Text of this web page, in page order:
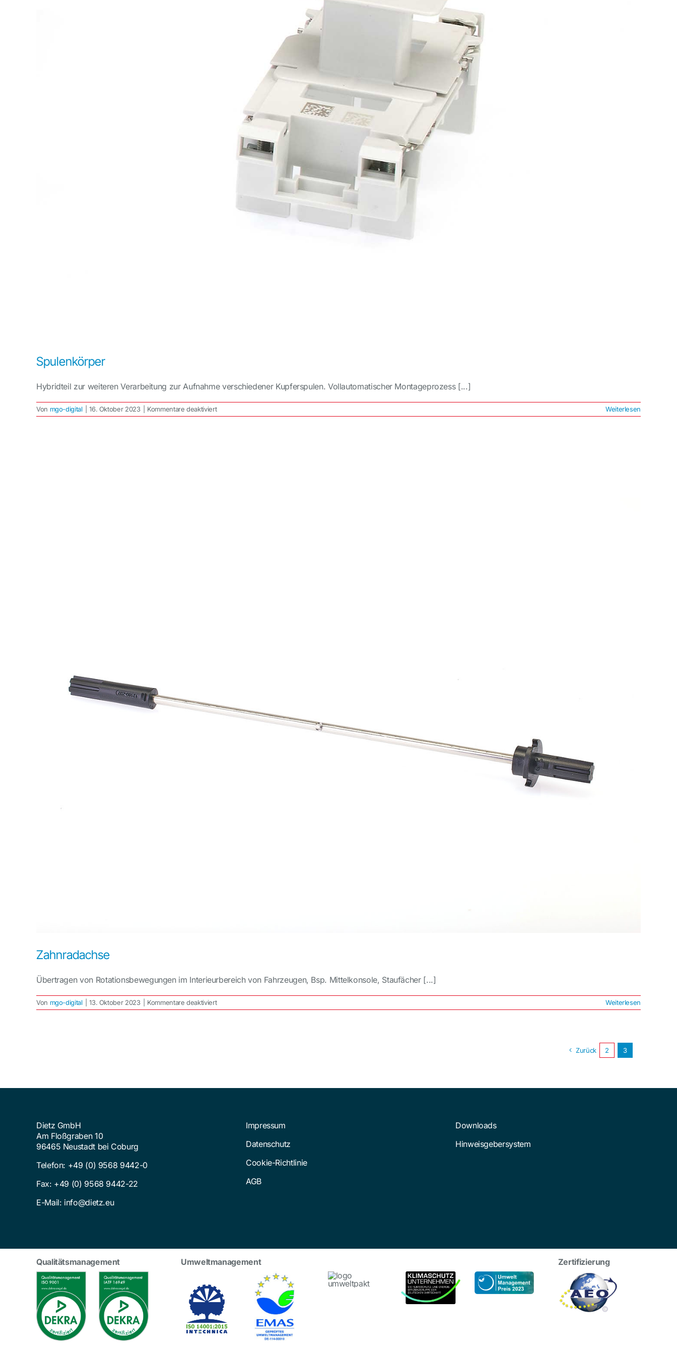
Spulenkörper
Hybridteil zur weiteren Verarbeitung zur Aufnahme verschiedener Kupferspulen. Vollautomatischer Montageprozess [...]
Von mgo-digital 16. Oktober 2023 Kommentare deaktiviertfür
Spulenkörper
Weiterlesen
Zahnradachse
Übertragen von Rotationsbewegungen im Interieurbereich von Fahrzeugen, Bsp. Mittelkonsole, Staufächer [...]
Von mgo-digital 13. Oktober 2023 Kommentare deaktiviertfür
Zahnradachse
Weiterlesen
Zurück 2 3
Dietz GmbH
Am Floßgraben 10
96465 Neustadt bei Coburg
Telefon: +49 (0) 9568 9442-0
Fax: +49 (0) 9568 9442-22
E-Mail: info@dietz.eu
Impressum
Datenschutz
Cookie-Richtlinie
AGB
Downloads
Hinweisgebersystem
Qualitätsmanagement Umweltmanagement Zertifizierung